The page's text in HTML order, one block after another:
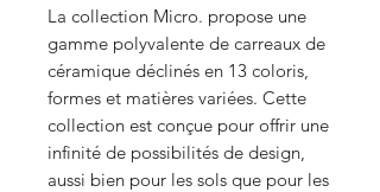
La collection Micro. propose une
gamme polyvalente de carreaux de
céramique déclinés en 13 coloris,
formes et matières variées. Cette
collection est conçue pour offrir une
infinité de possibilités de design,
aussi bien pour les sols que pour les